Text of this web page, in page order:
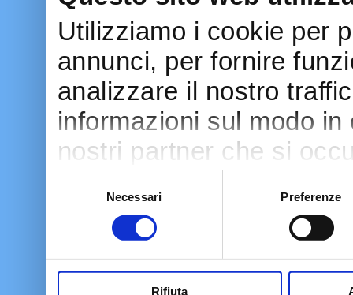
Utilizziamo i cookie per
annunci, per fornire
analizzare il nostro
informazioni sul modo
nostri partner che si
con altre informazioni
raccolto dal tuo utilizzo
Necessari Preferenze
Rifiuta